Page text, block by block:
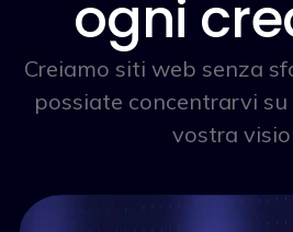
ogni
Creiamo siti web senza
possiate concentrarvi su
vostra